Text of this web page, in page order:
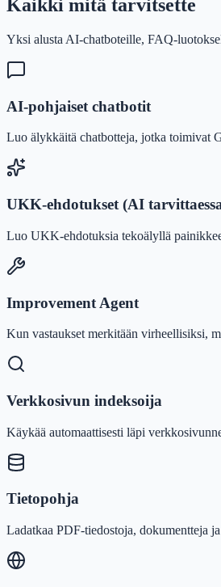
Kaikki mitä tarvitsette
Yksi alusta AI-chatboteille, FAQ-
AI-pohjaiset chatbotit
Luo älykkäitä chatbotteja, jotka toimivat
UKK-ehdotukset (AI
Luo UKK-ehdotuksia tekoälyllä
Improvement Agent
Kun vastaukset merkitään virheellisiksi,
Verkkosivun indeksoija
Käykää automaattisesti läpi
Tietopohja
Ladatkaa PDF-tiedostoja, dokumentteja